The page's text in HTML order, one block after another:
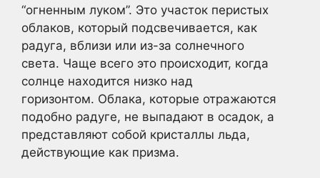
“огненным луком”. Это участок перистых
облаков, который подсвечивается, как
радуга, вблизи или из-за солнечного
света. Чаще всего это происходит, когда
солнце находится низко над
горизонтом. Облака, которые отражаются
подобно радуге, не выпадают в осадок, а
представляют собой кристаллы льда,
действующие как призма.